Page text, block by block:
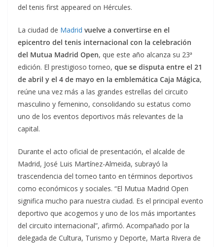
del tenis first appeared on Hércules.
La ciudad de Madrid vuelve a convertirse en el
epicentro del tenis internacional con la celebración
del Mutua Madrid Open, que este año alcanza su 23ª
edición. El prestigioso torneo, que se disputa entre el 21
de abril y el 4 de mayo en la emblemática Caja Mágica,
reúne una vez más a las grandes estrellas del circuito
masculino y femenino, consolidando su estatus como
uno de los eventos deportivos más relevantes de la
capital.
Durante el acto oficial de presentación, el alcalde de
Madrid, José Luis Martínez-Almeida, subrayó la
trascendencia del torneo tanto en términos deportivos
como económicos y sociales. “El Mutua Madrid Open
significa mucho para nuestra ciudad. Es el principal evento
deportivo que acogemos y uno de los más importantes
del circuito internacional”, afirmó. Acompañado por la
delegada de Cultura, Turismo y Deporte, Marta Rivera de